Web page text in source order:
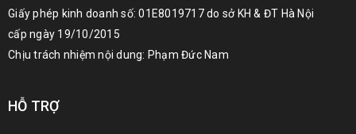
Giấy phép kinh doanh số: 01E8019717 do sở KH & ĐT Hà Nội
cấp ngày 19/10/2015
Chịu trách nhiệm nội dung: Phạm Đức Nam
HỖ TRỢ